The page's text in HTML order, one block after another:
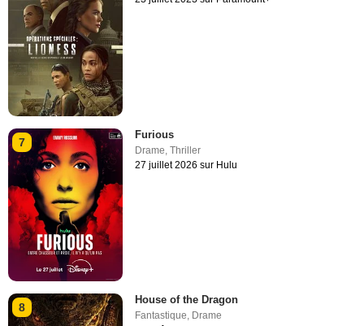
7
Furious
Drame ,Thriller
27 juillet 2026 sur Hulu
8
House of the Dragon
Fantastique, Drame